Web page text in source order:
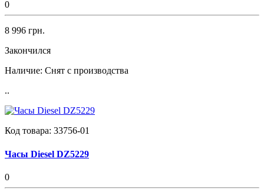
0
8 996 грн.
Закончился
Наличие: Снят с производства
..
Код товара: 33756-01
Часы Diesel DZ5229
0